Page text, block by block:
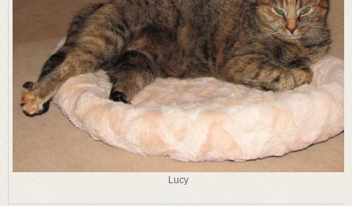
Lucy